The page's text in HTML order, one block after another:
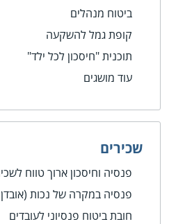
ביטוח מנהלים
קופת גמל להשקעה
תוכנית "חיסכון לכל ילד"
עוד מושגים
שכירים
פנסיה וחיסכון ארוך טווח
פנסיה במקרה של נכות
חובת ביטוח פנסיוני לעובדים